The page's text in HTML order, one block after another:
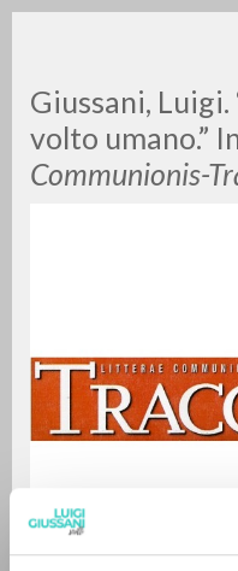
Giussani,
volto umano.”
Communionis-